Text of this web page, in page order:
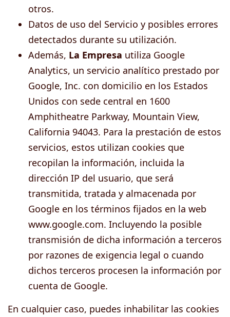
otros.
Datos de uso del Servicio y posibles errores
detectados durante su utilización.
Además, La Empresa utiliza Google
Analytics, un servicio analítico prestado por
Google, Inc. con domicilio en los Estados
Unidos con sede central en 1600
Amphitheatre Parkway, Mountain View,
California 94043. Para la prestación de estos
servicios, estos utilizan cookies que
recopilan la información, incluida la
dirección IP del usuario, que será
transmitida, tratada y almacenada por
Google en los términos fijados en la web
www.google.com. Incluyendo la posible
transmisión de dicha información a terceros
por razones de exigencia legal o cuando
dichos terceros procesen la información por
cuenta de Google.
En cualquier caso, puedes inhabilitar las cookies